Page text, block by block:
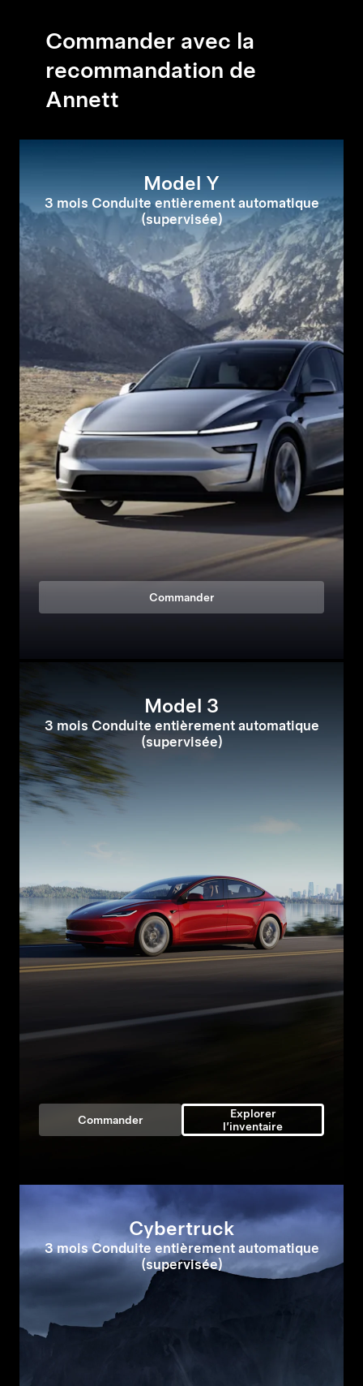
Commander avec la
recommandation de
Annett
Model Y
3 mois Conduite entièrement automatique
(supervisée)
Commander
Model 3
3 mois Conduite entièrement automatique
(supervisée)
Commander
Explorer
l’inventaire
Cybertruck
3 mois Conduite entièrement automatique
(supervisée)